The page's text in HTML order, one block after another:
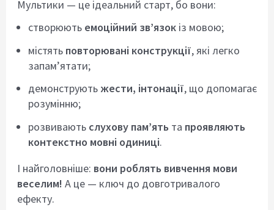
Мультики — це ідеальний старт, бо вони:
створюють емоційний зв’язокіз мовою;
містять повторювані конструкції, які легко
запам’ятати;
демонструютьжести, інтонації, що допомагає
розумінню;
розвивають слухову пам’ять та проявляють
контекстно мовні одиниці.
І найголовніше: вони роблять вивчення мови
веселим! А це — ключ до довготривалого
ефекту.